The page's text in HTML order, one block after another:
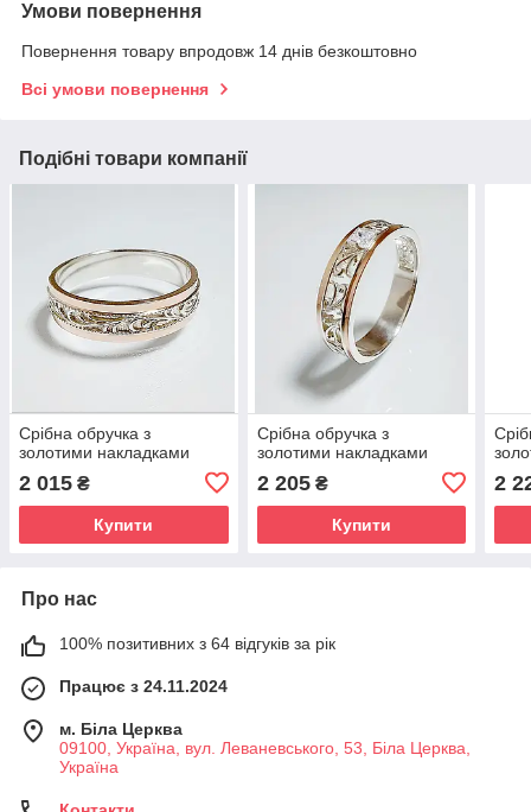
Умови повернення
Повернення товару впродовж 14 днів безкоштовно
Всі умови повернення
Подібні товари компанії
Срібна обручка з
золотими накладками
2 015 ₴
Купити
Срібна обручка з
золотими накладками
2 205₴
Купити
2
Про нас
100% позитивних з 64 відгуків за рік
Працює з 24.11.2024
м. Біла Церква
09100, Україна, вул. Леваневського, 53, Біла Церква,
Україна